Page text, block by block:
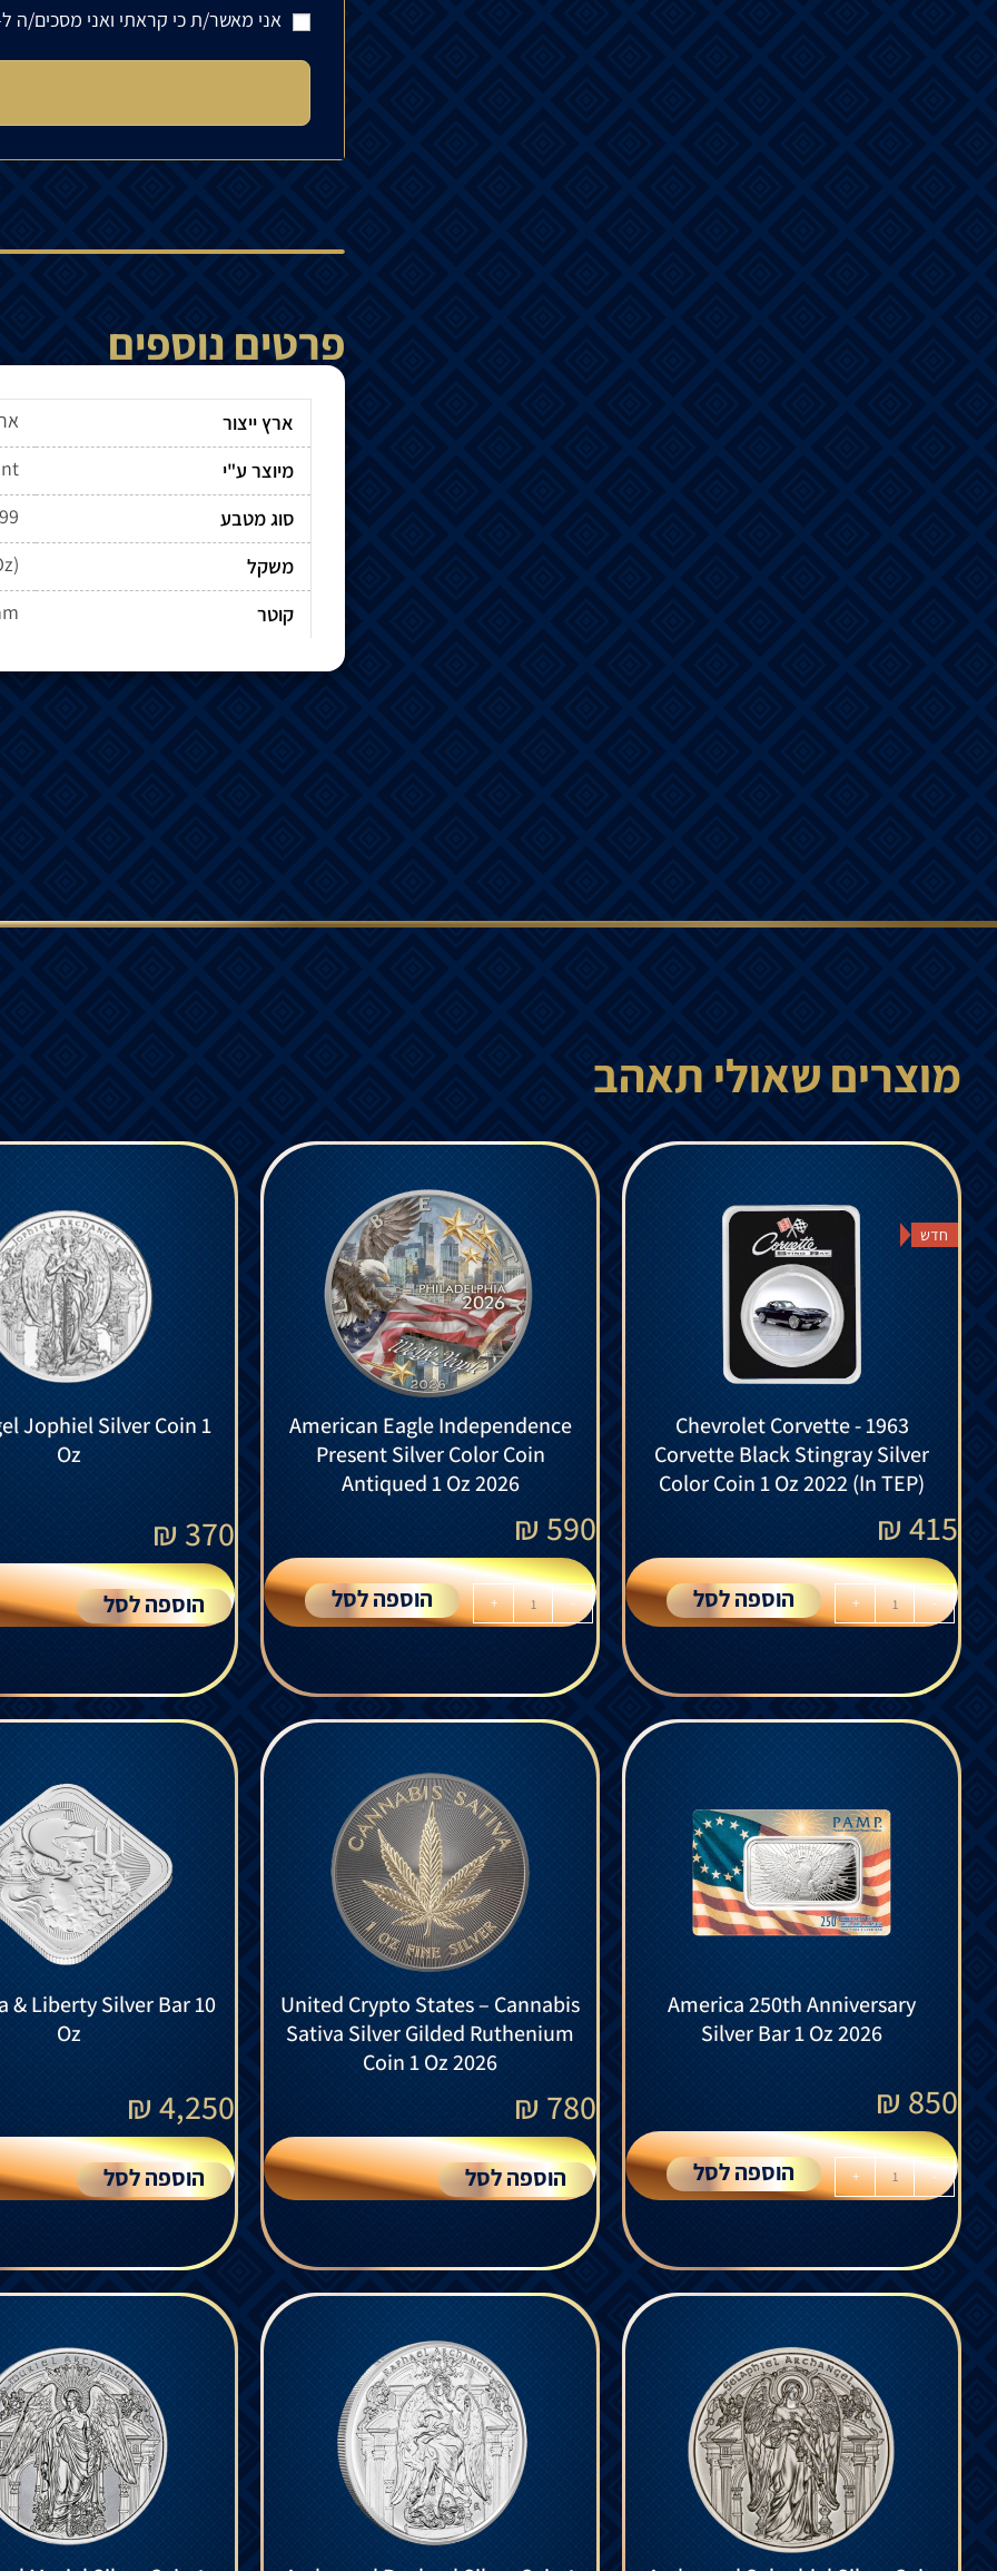
אני מאשר/ת כי קראתי ואני מסכים/ה
פרטים נוספים
ארץ ייצור
מיוצר ע"י
סוג מטבע
משקל
קוטר
מוצרים שאולי תאהב
חדש
Chevrolet Corvette - 1963
Corvette Black Stingray Silver
Color Coin 1 Oz 2022 (In TEP)
415
₪
-
+ הוספה לסל
American Eagle Independence
Present Silver Color Coin
Antiqued 1 Oz 2026
590
₪
-
+ הוספה לסל
Jophiel Silver Coin 1
Oz
370
₪
הוספה לסל
America 250th Anniversary
Silver Bar 1 Oz 2026
850
₪
-
+ הוספה לסל
United Crypto States – Cannabis
Sativa Silver Gilded Ruthenium
Coin 1 Oz 2026
780
₪
הוספה לסל
& Liberty Silver Bar 10
Oz
4,250
₪
הוספה לסל